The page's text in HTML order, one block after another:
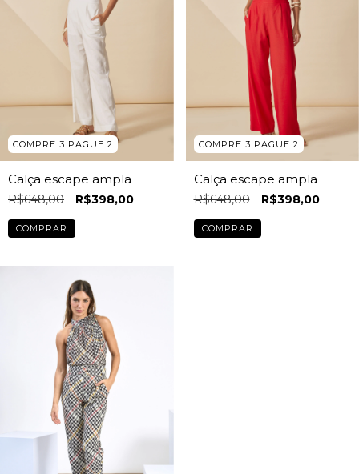
COMPRE 3 PAGUE 2
Calça escape ampla
R$648,00 R$398,00
COMPRAR
COMPRE 3 PAGUE 2
Calça escape ampla
R$648,00 R$398,00
COMPRAR